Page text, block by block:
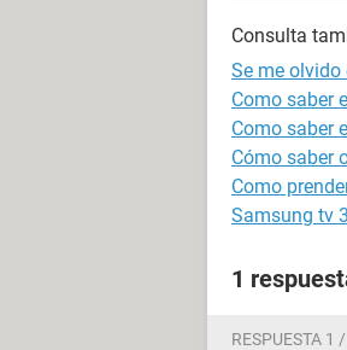
Consulta
Se me
Como saber
Como saber
Cómo saber
Como
Samsung tv
1
RESPUESTA 1 /